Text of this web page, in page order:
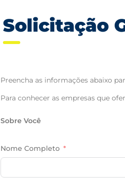
Solicitação
Preencha as informações abaixo
Para conhecer as empresas que
Sobre Você
Nome Completo